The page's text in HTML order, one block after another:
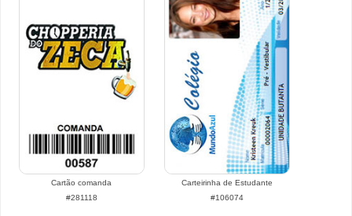
Cartão comanda
#281118
Carteirinha de Estudante
#106074